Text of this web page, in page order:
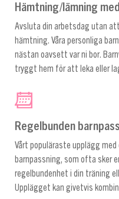
Hämtning/lämning
Avsluta din arbetsdag utan
hämtning. Våra personliga
nästan oavsett var ni bor.
tryggt hem för att leka eller
Regelbunden
Vårt populäraste upplägg med
barnpassning, som ofta sker
regelbundenhet i din träning
Upplägget kan givetvis